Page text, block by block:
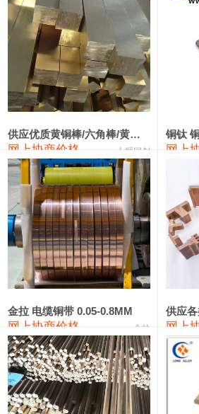
553#硅 9,300—9,500
441#硅 9,600—9,800
3303#硅 10,300—10,500
2202#硅 14,100—14,300
金属硅3303#-2202# 10,400—14,200
漆包线 111,970—115,970
磷铜合金 110,800—117,600
无氧铜丝(硬) 109,710—110,010
R410A专用紫铜管 113,700—113,700
铸造铝合金锭(A380） 26,300—26,500
铝合金ADC12 24,200—24,400
铸造铝合金锭(ZL102) 24,300—24,500
供应优质黄铜棒/六角棒/黄铜方板
网上协商价格 十堰同创
铜钛
网上
金拉 电缆铜带 0.05-0.8MM
网上协商价格 金拉
供应
网上